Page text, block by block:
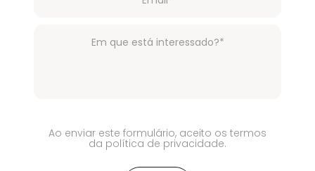
Ao enviar este formulário, aceito os termos
da política de privacidade.